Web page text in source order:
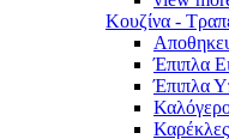
Κουζίνα -
Έπιπλα
Έπιπλα
Καρέκλες